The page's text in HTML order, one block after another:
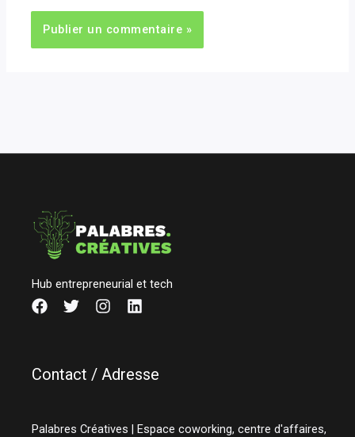
Hub entrepreneurial et tech
Contact / Adresse
Palabres Créatives | Espace coworking, centre d'affaires,